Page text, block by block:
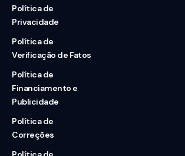
Política de
Privacidade
Política de
Verificação de Fatos
Política de
Financiamento e
Publicidade
Política de
Correções